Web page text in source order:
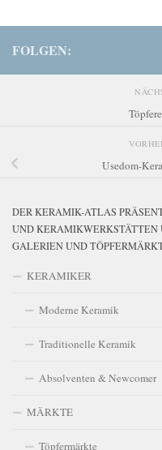
FOLGEN:
Usedom-
DER KERAMIK-ATLAS
UND KERAMIKWERKSTÄTTEN
GALERIEN UND
KERAMIKER
Moderne Keramik
Traditionelle Keramik
Absolventen & Newcomer
MÄRKTE
Töpfermärkte